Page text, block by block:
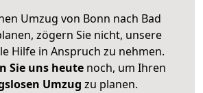
Umzug von Bonn nach Bad
zögern Sie nicht, unsere
Hilfe in Anspruch zu nehmen.
Sie uns heutenoch, um Ihren
Umzug zu planen.